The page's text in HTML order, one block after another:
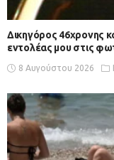
Δικηγόρος 46χρονης
εντολέας μου στις
8 Αυγούστου 2026